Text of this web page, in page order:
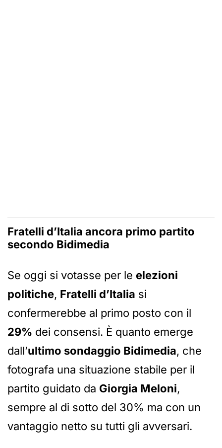
Fratelli d’Italia ancora primo partito
secondo Bidimedia
Se oggi si votasse per le elezioni
politiche, Fratelli d’Italia si
confermerebbe al primo posto con il
29% dei consensi. È quanto emerge
dall’ultimo sondaggio Bidimedia, che
fotografa una situazione stabile per il
partito guidato da Giorgia Meloni,
sempre al di sotto del 30% ma con un
vantaggio netto su tutti gli avversari.